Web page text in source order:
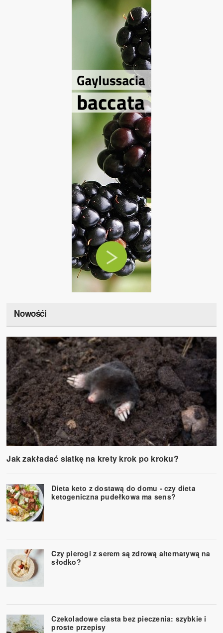
Nowośći
Jak zakładać siatkę na krety krok po kroku?
Dieta keto z dostawą do domu - czy dieta
ketogeniczna pudełkowa ma sens?
Czy pierogi z serem są zdrową alternatywą na
słodko?
Czekoladowe ciasta bez pieczenia: szybkie i
proste przepisy